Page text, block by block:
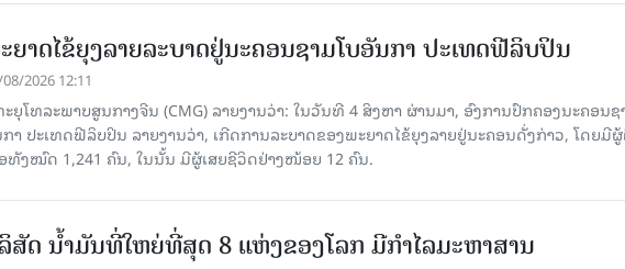
ຍາດໄຂ້ຍຸງລາຍລະບາດຢູ່ນະຄອນຊາມໂບ​ອັນກາ ປະເທດຟີລິບປິນ
2026 12:11
ຍຸໂທລະພາບສູນກາງຈີນ (CMG) ລາຍງານວ່າ: ໃນວັນທີ 4 ສິງ​ຫາ ຜ່ານມາ, ອົງການ​ປົກ​ຄອງນະຄອນຊ
າ ປະເທດຟີລິບປິນ ລາຍ​ງານວ່າ, ເກີດ​ການລະບາດ​ຂອງພະຍາດໄຂ້ຍຸງລາຍຢູ່ນະຄອນດັ່ງກ່າວ, ໂດຍມີ
ທັງ​ໝົດ 1,241 ຄົນ, ໃນນັ້ນ ມີຜູ້ເສຍຊີວິດຢ່າງໜ້ອຍ 12 ຄົນ.
ສັດ ນ້ຳມັນທີ່ໃຫຍ່ທີ່ສຸດ 8 ແຫ່ງຂອງໂລກ ມີກຳໄລມະຫາສານ